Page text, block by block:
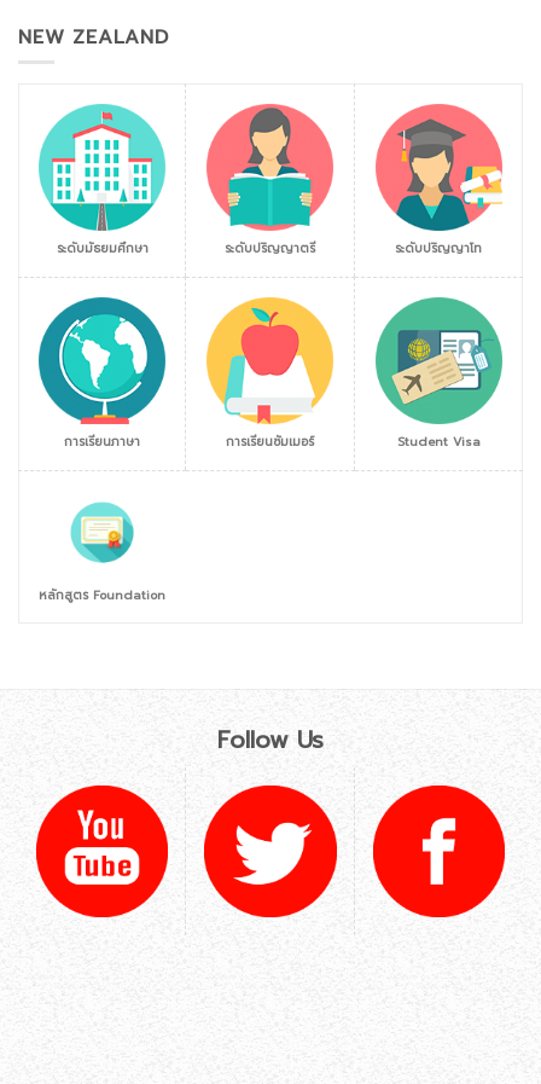
NEW ZEALAND
ระดับมัธยมศึกษา ระดับปริญญาตรี ระดับปริญญาโท
การเรียนภาษา การเรียนซัมเมอร์ Student Visa
หลักสูตร Foundation
Follow Us